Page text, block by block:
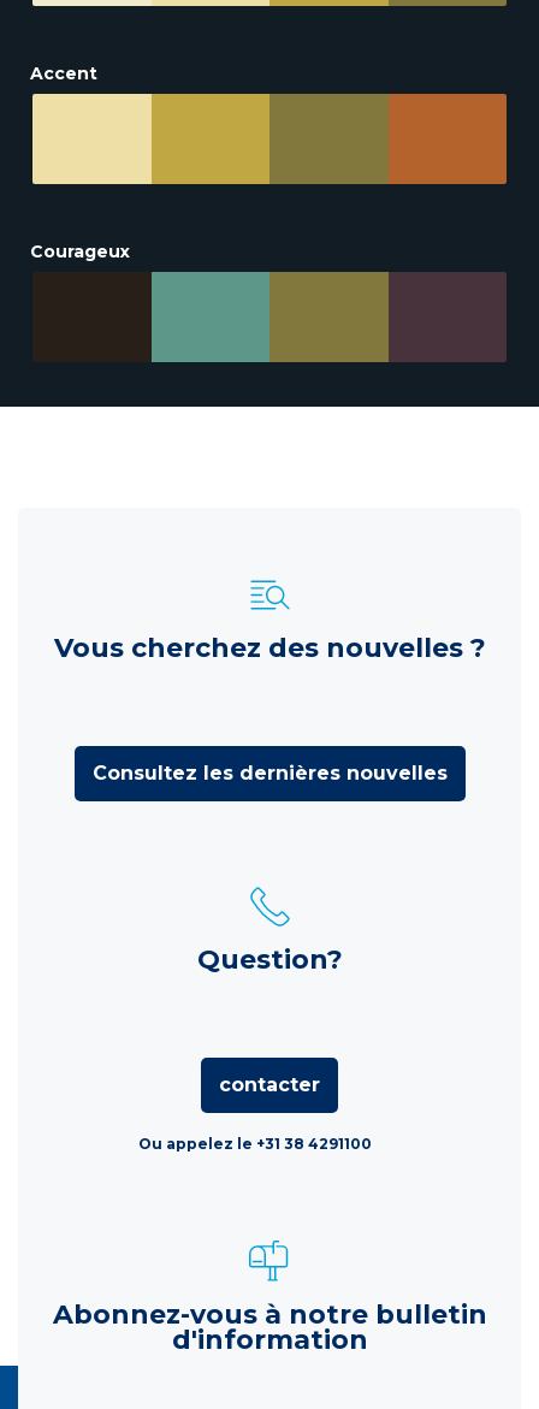
Accent
Courageux
Vous cherchez des nouvelles ?
Consultez les dernières nouvelles
Question?
contacter
Ou appelez le +31 38 4291100
Abonnez-vous à notre bulletin
d'information